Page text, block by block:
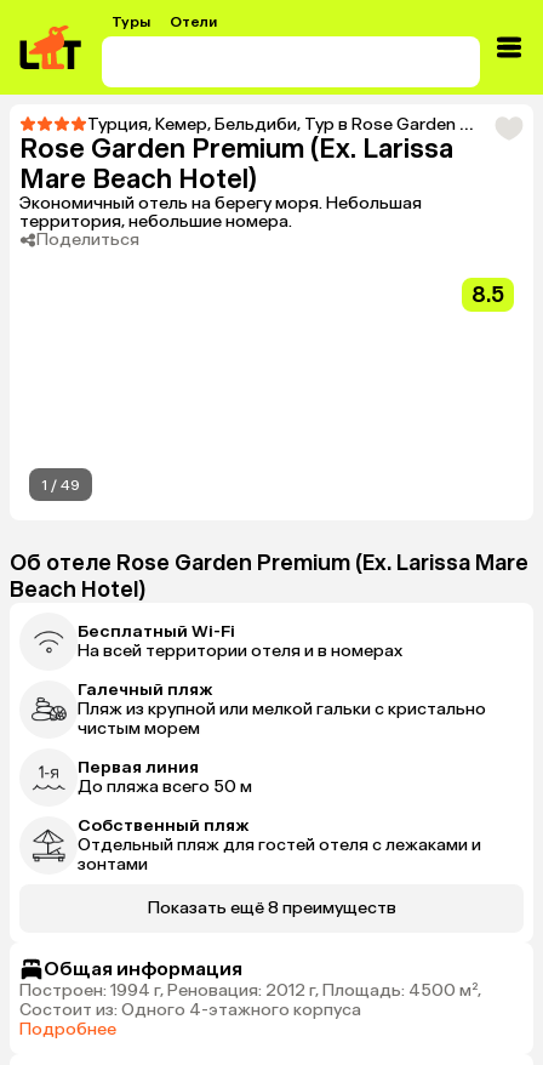
Туры Отели
Турция,Кемер,Бельдиби, Тур в Rose Garden Premium (Ex. Larissa Mare Beach Hotel)
Rose Garden Premium (Ex. Larissa
Mare Beach Hotel)
Экономичный отель на берегу моря. Небольшая
территория, небольшие номера.
Поделиться
8.5
1 / 49
Об отеле Rose Garden Premium (Ex. Larissa Mare
Beach Hotel)
Бесплатный Wi-Fi
На всей территории отеля и в номерах
Галечный пляж
Пляж из крупной или мелкой гальки с кристально
чистым морем
Первая линия
До пляжа всего 50 м
Собственный пляж
Отдельный пляж для гостей отеля с лежаками и
зонтами
Показать ещё 8 преимуществ
Общая информация
Построен: 1994 г, Реновация: 2012 г, Площадь: 4500 м²,
Состоит из: Одного 4-этажного корпуса
Подробнее